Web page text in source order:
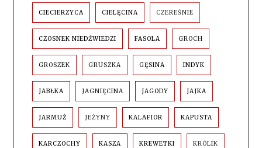
CIECIERZYCA CIELĘCINA CZEREŚNIE
CZOSNEK NIEDŹWIEDZI FASOLA GROCH
GROSZEK GRUSZKA GĘSINA INDYK
JABŁKA JAGNIĘCINA JAGODY JAJKA
JARMUŻ JEŻYNY KALAFIOR KAPUSTA
KARCZOCHY KASZA KREWETKI KRÓLIK